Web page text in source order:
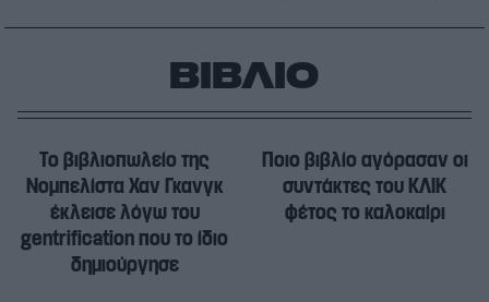
ΒΙΒΛΙΟ
Το βιβλιοπωλείο της
Νομπελίστα Χαν Γκανγκ
έκλεισε λόγω του
gentrification που το ίδιο
δημιούργησε
Ποιο βιβλίο αγόρασαν οι
συντάκτες του ΚΛΙΚ
φέτος το καλοκαίρι